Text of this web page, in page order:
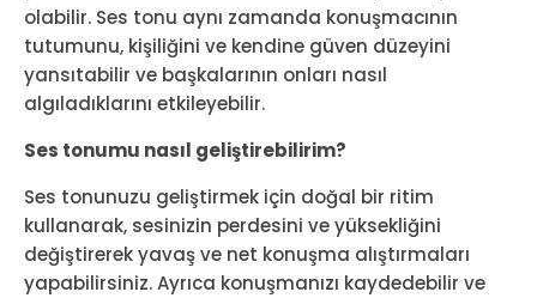
olabilir. Ses tonu aynı zamanda konuşmacının
tutumunu, kişiliğini ve kendine güven düzeyini
yansıtabilir ve başkalarının onları nasıl
algıladıklarını etkileyebilir.
Ses tonumu nasıl geliştirebilirim?
Ses tonunuzu geliştirmek için doğal bir ritim
kullanarak, sesinizin perdesini ve yüksekliğini
değiştirerek yavaş ve net konuşma alıştırmaları
yapabilirsiniz. Ayrıca konuşmanızı kaydedebilir ve